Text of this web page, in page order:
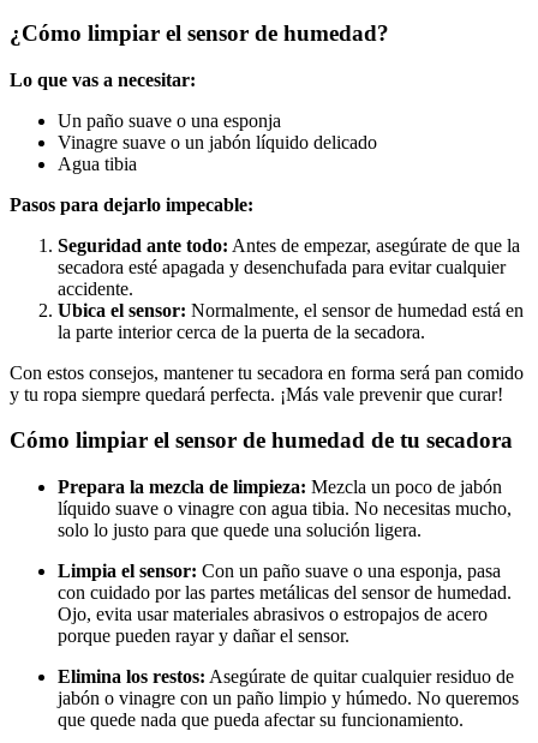
¿Cómo limpiar el sensor de humedad?
Lo que vas a necesitar:
Un paño suave o una esponja
Vinagre suave o un jabón líquido delicado
Agua tibia
Pasos para dejarlo impecable:
Seguridad ante todo: Antes de empezar, asegúrate de que la
secadora esté apagada y desenchufada para evitar cualquier
accidente.
Ubica el sensor: Normalmente, el sensor de humedad está en
la parte interior cerca de la puerta de la secadora.
Con estos consejos, mantener tu secadora en forma será pan comido
y tu ropa siempre quedará perfecta. ¡Más vale prevenir que curar!
Cómo limpiar el sensor de humedad de tu secadora
Prepara la mezcla de limpieza: Mezcla un poco de jabón
líquido suave o vinagre con agua tibia. No necesitas mucho,
solo lo justo para que quede una solución ligera.
Limpia el sensor: Con un paño suave o una esponja, pasa
con cuidado por las partes metálicas del sensor de humedad.
Ojo, evita usar materiales abrasivos o estropajos de acero
porque pueden rayar y dañar el sensor.
Elimina los restos: Asegúrate de quitar cualquier residuo de
jabón o vinagre con un paño limpio y húmedo. No queremos
que quede nada que pueda afectar su funcionamiento.